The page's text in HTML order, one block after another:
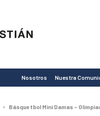
Nosotros Nuestra
» Básquetbol Mini Damas –